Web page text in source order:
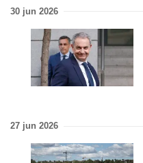
30 jun 2026
27 jun 2026